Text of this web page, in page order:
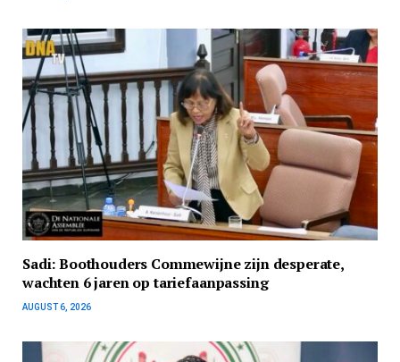
Sadi: Boothouders Commewijne zijn desperate,
wachten 6 jaren op tariefaanpassing
AUGUST 6, 2026